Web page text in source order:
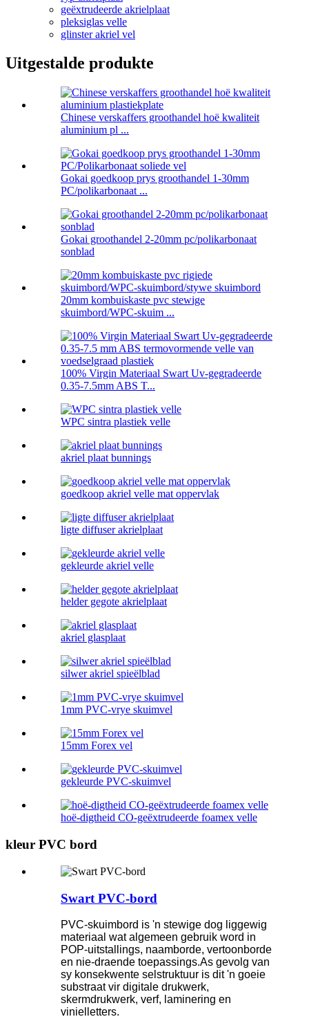
geëxtrudeerde akrielplaat
pleksiglas velle
glinster akriel vel
Uitgestalde produkte
Chinese verskaffers groothandel hoë kwaliteit
aluminium pl ...
Gokai goedkoop prys groothandel 1-30mm
PC/polikarbonaat ...
Gokai groothandel 2-20mm pc/polikarbonaat
sonblad
20mm kombuiskaste pvc stewige
skuimbord/WPC-skuim ...
100% Virgin Materiaal Swart Uv-gegradeerde
0.35-7.5mm ABS T...
WPC sintra plastiek velle
akriel plaat bunnings
goedkoop akriel velle mat oppervlak
ligte diffuser akrielplaat
gekleurde akriel velle
helder gegote akrielplaat
akriel glasplaat
silwer akriel spieëlblad
1mm PVC-vrye skuimvel
15mm Forex vel
gekleurde PVC-skuimvel
hoë-digtheid CO-geëxtrudeerde foamex velle
kleur PVC bord
Swart PVC-bord
PVC-skuimbord is 'n stewige dog liggewig
materiaal wat algemeen gebruik word in
POP-uitstallings, naamborde, vertoonborde
en nie-draende toepassings.As gevolg van
sy konsekwente selstruktuur is dit 'n goeie
substraat vir digitale drukwerk,
skermdrukwerk, verf, laminering en
vinielletters.